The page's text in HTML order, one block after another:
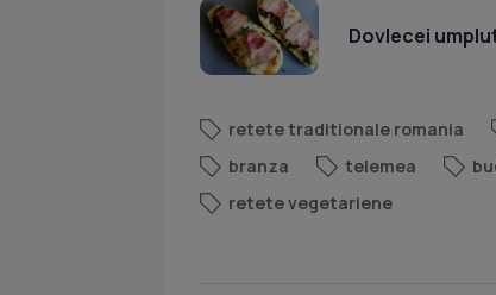
Dovlecei
retete traditionale romania
branza
telemea
retete vegetariene